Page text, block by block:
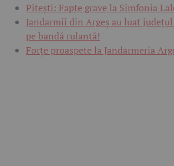
Pitești: Fapte grave la Simfonia
Jandarmii din Argeș au luat
pe bandă rulantă!
Forțe proaspete la Jandarmeria